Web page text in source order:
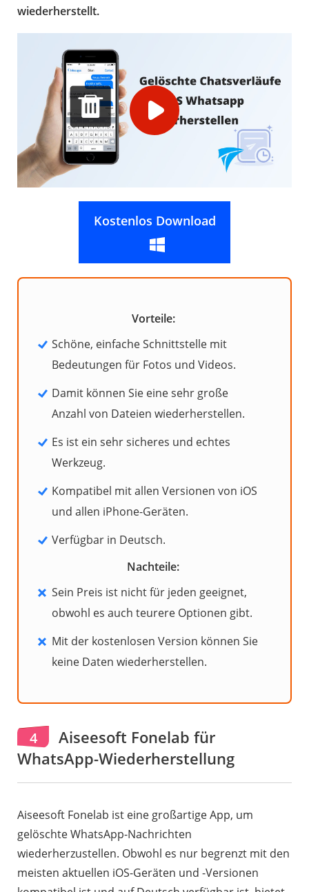
wiederherstellt.
Kostenlos Download
Vorteile:
Schöne, einfache Schnittstelle mit
Bedeutungen für Fotos und Videos.
Damit können Sie eine sehr große
Anzahl von Dateien wiederherstellen.
Es ist ein sehr sicheres und echtes
Werkzeug.
Kompatibel mit allen Versionen von iOS
und allen iPhone-Geräten.
Verfügbar in Deutsch.
Nachteile:
Sein Preis ist nicht für jeden geeignet,
obwohl es auch teurere Optionen gibt.
Mit der kostenlosen Version können Sie
keine Daten wiederherstellen.
4
Aiseesoft Fonelab für
WhatsApp-Wiederherstellung
Aiseesoft Fonelab ist eine großartige App, um
gelöschte WhatsApp-Nachrichten
wiederherzustellen. Obwohl es nur begrenzt mit den
meisten aktuellen iOS-Geräten und -Versionen